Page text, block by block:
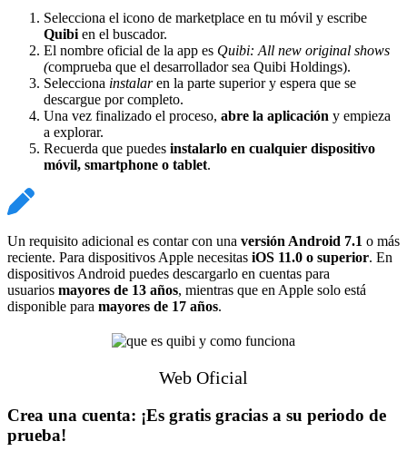
Selecciona el icono de marketplace en tu móvil y escribe
Quibi en el buscador.
El nombre oficial de la app es Quibi: All new original shows
(comprueba que el desarrollador sea Quibi Holdings).
Selecciona instalaren la parte superior y espera que se
descargue por completo.
Una vez finalizado el proceso, abre la aplicación y empieza
a explorar.
Recuerda que puedes instalarlo en cualquier dispositivo
móvil, smartphone o tablet.
Un requisito adicional es contar con una versión Android 7.1 o más
reciente. Para dispositivos Apple necesitas iOS 11.0 o superior. En
dispositivos Android puedes descargarlo en cuentas para
usuarios mayores de 13 años, mientras que en Apple solo está
disponible para mayores de 17 años.
Web Oficial
Crea una cuenta: ¡Es gratis gracias a su periodo de
prueba!